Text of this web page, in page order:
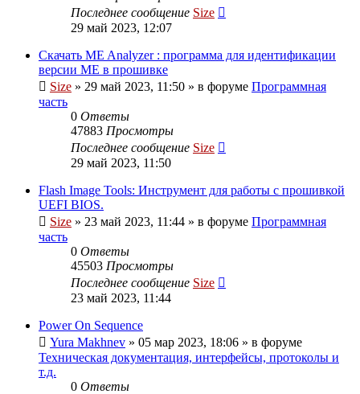
Последнее сообщение Size
29 май 2023, 12:07
Скачать ME Analyzer : программа для идентификации
версии ME в прошивке
Size » 29 май 2023, 11:50 » в форуме Программная
часть
0 Ответы
47883 Просмотры
Последнее сообщение Size
29 май 2023, 11:50
Flash Image Tools: Инструмент для работы с прошивкой
UEFI BIOS.
Size » 23 май 2023, 11:44 » в форуме Программная
часть
0 Ответы
45503 Просмотры
Последнее сообщение Size
23 май 2023, 11:44
Power On Sequence
Yura Makhnev » 05 мар 2023, 18:06 » в форуме
Техническая документация, интерфейсы, протоколы и
т.д.
0 Ответы